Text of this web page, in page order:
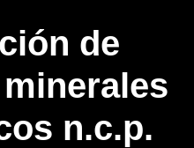
de
n.c.p.